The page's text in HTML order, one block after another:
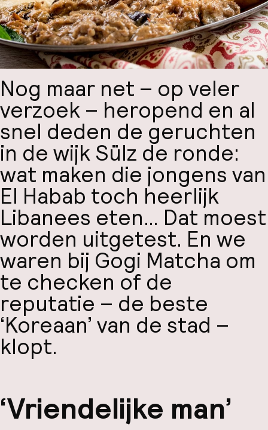
Nog maar net – op veler
verzoek – heropend en al
snel deden de geruchten
in de wijk Sülz de ronde:
wat maken die jongens van
El Habab toch heerlijk
Libanees eten… Dat moest
worden uitgetest. En we
waren bij Gogi Matcha om
te checken of de
reputatie – de beste
‘Koreaan’ van de stad –
klopt.
‘Vriendelijke man’